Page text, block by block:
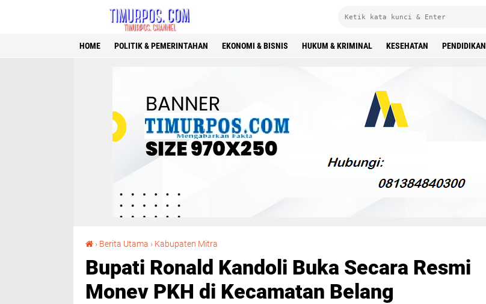
HOME POLITIK & PEMERINTAHAN EKONOMI & BISNIS HUKUM & KRIMINAL KESEHATAN PENDIDIKAN
› Berita Utama › Kabupaten Mitra
Bupati Ronald Kandoli Buka Secara Resmi
Monev PKH di Kecamatan Belang